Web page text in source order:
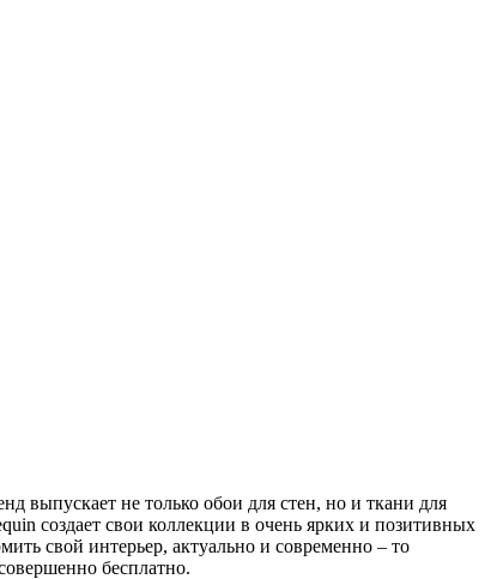
выпускает не только обои для стен, но и ткани для
создает свои коллекции в очень ярких и позитивных
свой интерьер, актуально и современно – то
бесплатно.